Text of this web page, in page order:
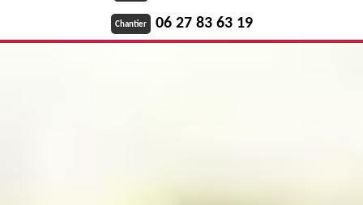
Chantier 06 27 83 63 19